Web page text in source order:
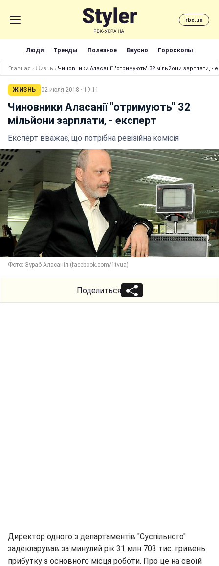
rbc.ua
Люди Тренды Полезное Вкусно Гороскопы
Главная › Жизнь › Чиновники Аласанії "отримують" 32 мільйони зарплати, -
ЖИЗНЬ 02 июля 2018 · 19:11
Чиновники Аласанії "отримують" 32
мільйони зарплати, - експерт
Експерт вважає, що потрібна ревізійна комісія
Фото: Зураб Аласанія (facebook.com/1tvua)
Поделиться
Директор одного з департаментів "Суспільного"
задекларував за минулий рік 31 млн 703 тис. гривень
прибутку з основного місця роботи. Про це на своїй